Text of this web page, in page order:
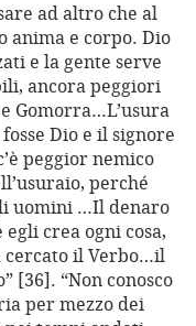
ad altro che al
anima e corpo. Dio
e la gente serve
ancora peggiori
Gomorra…L’usura
Dio e il signore
peggior nemico
perché
uomini …Il denaro
crea ogni cosa,
cercato il Verbo…il
[36]. “Non conosco
per mezzo dei